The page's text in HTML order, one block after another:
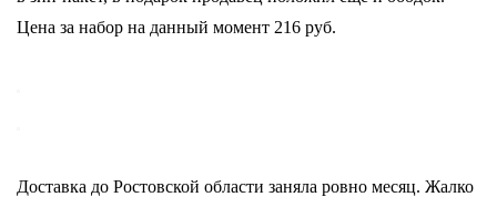
Цена за набор на данный момент 216 руб.
Доставка до Ростовской области заняла ровно месяц. Жалко